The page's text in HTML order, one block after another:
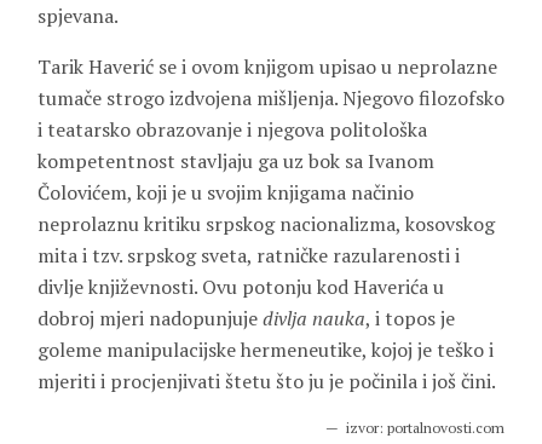
spjevana.
Tarik Haverić se i ovom knjigom upisao u neprolazne
tumače strogo izdvojena mišljenja. Njegovo filozofsko
i teatarsko obrazovanje i njegova politološka
kompetentnost stavljaju ga uz bok saIvanom
Čolovićem, koji je u svojim knjigama načinio
neprolaznu kritiku srpskog nacionalizma, kosovskog
mita i tzv. srpskog sveta, ratničke razularenosti i
divlje književnosti. Ovu potonju kod Haverića u
dobroj mjeri nadopunjujedivlja nauka, i topos je
goleme manipulacijske hermeneutike, kojoj je teško i
mjeriti i procjenjivati štetu što ju je počinila i još čini.
izvor: portalnovosti.com